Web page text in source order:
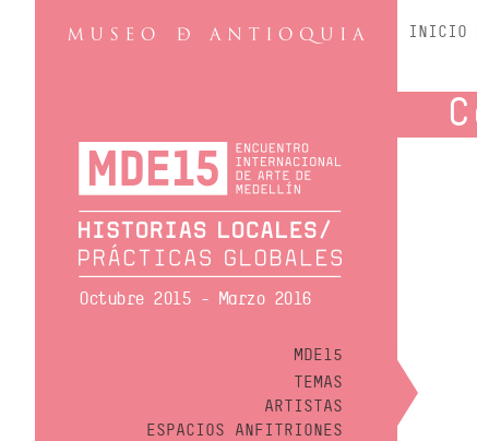
Octubre 2015 - Marzo 2016
MDE15
TEMAS
ARTISTAS
ESPACIOS ANFITRIONES
INICIO